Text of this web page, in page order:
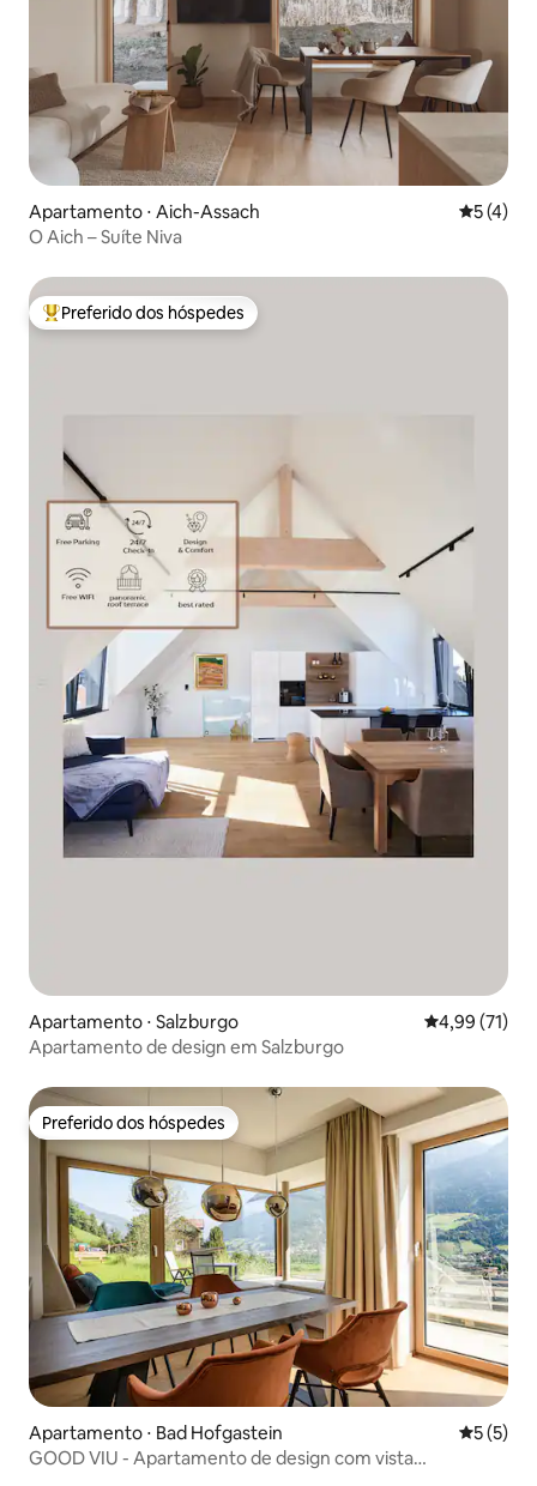
Apartamento ⋅ Aich-Assach 5 de
5 (4)
O Aich – Suíte Niva
Entre os melhores preferidos dos hóspedes
Preferido dos hóspedes
Apartamento ⋅ Salzburgo 4,99 de uma
4,99 (71)
Apartamento de design em Salzburgo
Preferido dos hóspedes
Preferido dos hóspedes
Apartamento ⋅ Bad Hofgastein 5 de
5 (5)
GOOD VIU - Apartamento de design com vista